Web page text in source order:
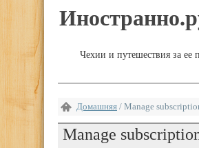
Чехии и путешествия за ее
Домашняя / Manage
Manage